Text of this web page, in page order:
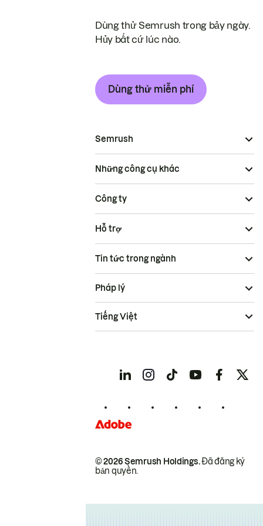
Dùng thử Semrush trong bảy ngày.
Hủy bất cứ lúc nào.
Dùng thử miễn phí
Semrush
Những công cụ khác
Công ty
Hỗ trợ
Tin tức trong ngành
© 2026 Semrush Holdings.Đã đăng ký
bản quyền.
Pháp lý
Tiếng Việt